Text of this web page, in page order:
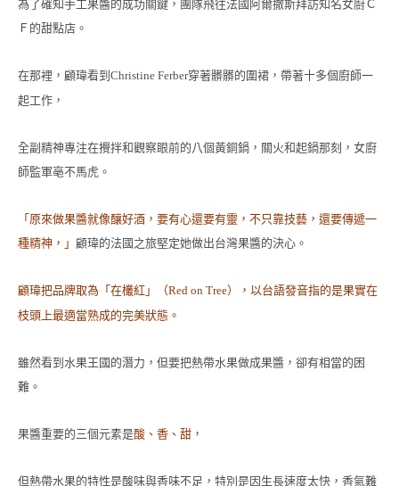
為了確知手工果醬的成功關鍵，團隊飛往法國阿爾撒斯拜訪知名女廚Ｃ
Ｆ的甜點店。
在那裡，顧瑋看到Christine Ferber穿著髒髒的圍裙，帶著十多個廚師一
起工作，
全副精神專注在攪拌和觀察眼前的八個黃銅鍋，關火和起鍋那刻，女廚
師監軍亳不馬虎。
「原來做果醬就像釀好酒，要有心還要有靈，不只靠技藝，還要傳遞一
種精神，」 顧瑋的法國之旅堅定她做出台灣果醬的決心。
顧瑋把品牌取為「在欉紅」（Red on Tree），以台語發音指的是果實在
枝頭上最適當熟成的完美狀態。
雖然看到水果王國的潛力，但要把熱帶水果做成果醬，卻有相當的困
難。
果醬重要的三個元素是酸、香、甜 ，
但熱帶水果的特性是酸味與香味不足，特別是因生長速度太快，香氣難